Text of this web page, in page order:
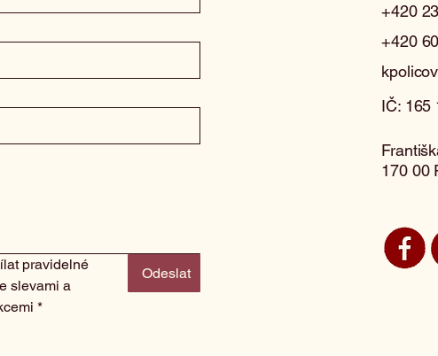
pravidelné
slevami a
*
Odeslat
+420
+420
IČ: 165
170 00